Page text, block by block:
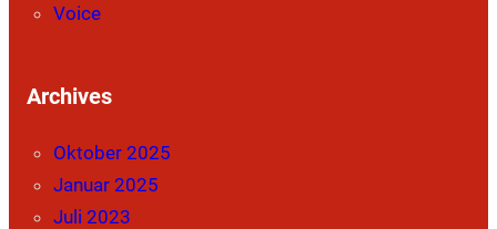
Voice
Archives
Oktober 2025
Januar 2025
Juli 2023